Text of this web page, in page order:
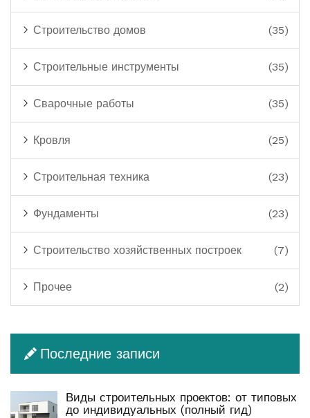
Строительство домов (35)
Строительные инструменты (35)
Сварочные работы (35)
Кровля (25)
Строительная техника (23)
Фундаменты (23)
Строительство хозяйственных построек (7)
Прочее (2)
Последние записи
Виды строительных проектов: от типовых
до индивидуальных (полный гид)